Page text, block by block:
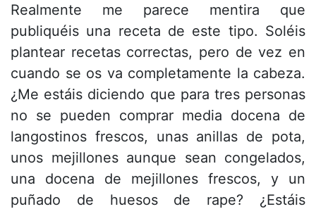
Realmente me parece mentira que
publiquéis una receta de este tipo. Soléis
plantear recetas correctas, pero de vez en
cuando se os va completamente la cabeza.
¿Me estáis diciendo que para tres personas
no se pueden comprar media docena de
langostinos frescos, unas anillas de pota,
unos mejillones aunque sean congelados,
una docena de mejillones frescos, y un
puñado de huesos de rape? ¿Estáis